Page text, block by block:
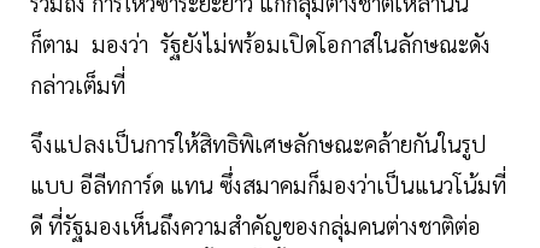
ก็ตาม มองว่า รัฐยังไม่พร้อมเปิดโอกาสในลักษณะดัง
กล่าวเต็มที่
จึงแปลงเป็นการให้สิทธิพิเศษลักษณะคล้ายกันในรูป
แบบ อีลีทการ์ด แทน ซึ่งสมาคมก็มองว่าเป็นแนวโน้มที่
ดี ที่รัฐมองเห็นถึงความสำคัญของกลุ่มคนต่างชาติต่อ